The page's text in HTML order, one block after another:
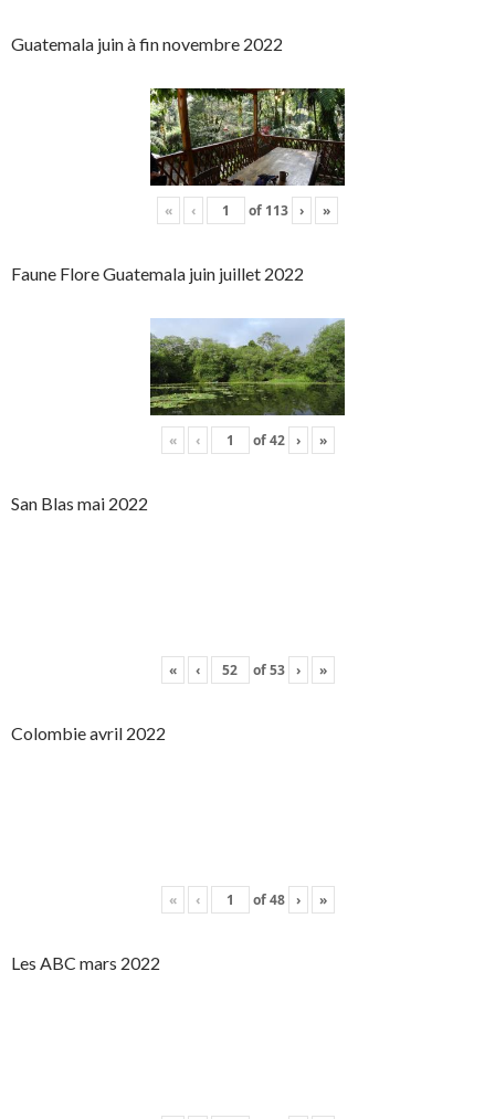
Guatemala juin à fin novembre 2022
« ‹ of 113 › »
Faune Flore Guatemala juin juillet 2022
« ‹ of42 › »
San Blas mai 2022
« ‹ of53 › »
Colombie avril 2022
« ‹ of48 › »
Les ABC mars 2022